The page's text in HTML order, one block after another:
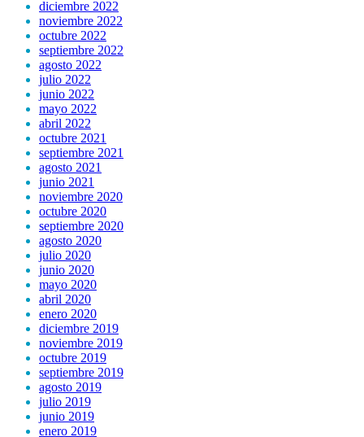
diciembre 2022
noviembre 2022
octubre 2022
septiembre 2022
agosto 2022
julio 2022
junio 2022
mayo 2022
abril 2022
octubre 2021
septiembre 2021
agosto 2021
junio 2021
noviembre 2020
octubre 2020
septiembre 2020
agosto 2020
julio 2020
junio 2020
mayo 2020
abril 2020
enero 2020
diciembre 2019
noviembre 2019
octubre 2019
septiembre 2019
agosto 2019
julio 2019
junio 2019
enero 2019